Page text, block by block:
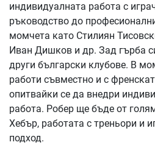
индивидуалната работа с
ръководство до
момчета като Стилиян
Иван Дишков и др. Зад гърба
други български клубове. В
работи съвместно и с
опитвайки се да внедри
работа. Робер ще бъде от
Хебър, работата с треньори и
подход.